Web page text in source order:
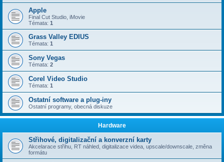
Apple
Final Cut Studio, iMovie
Témata: 1
Grass Valley EDIUS
Témata: 1
Sony Vegas
Témata: 2
Corel Video Studio
Témata: 1
Ostatní software a plug-iny
Ostatní programy, obecná diskuze
Hardware
Střihové, digitalizační a konverzní karty
Akcelarace střihu, RT náhled, digitalizace videa, upscale/downscale, změna
formátu